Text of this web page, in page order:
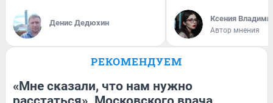
Денис Дедюхин Ксения
Автор мнения
РЕКОМЕНДУЕМ
«Мне сказали, что нам нужно